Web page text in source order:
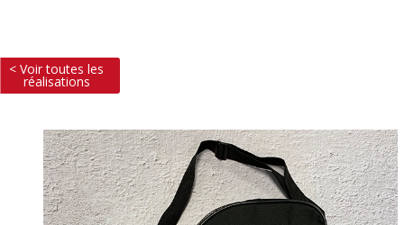
< Voir toutes les
réalisations